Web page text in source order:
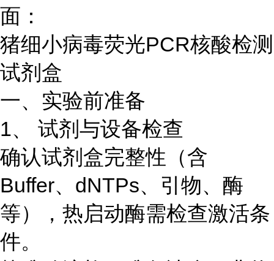
面：
猪细小病毒荧光PCR核酸检测
试剂盒
一、实验前准备
1、 试剂与设备检查
确认试剂盒完整性（含
Buffer、dNTPs、引物、酶
等），热启动酶需检查激活条
件。